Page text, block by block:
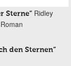
Sterne“ Ridley
den Sternen“